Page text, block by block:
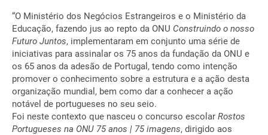
“O Ministério dos Negócios Estrangeiros e o Ministério da
Educação, fazendo jus ao repto da ONU Construindo o nosso
Futuro Juntos, implementaram em conjunto uma série de
iniciativas para assinalar os 75 anos da fundação da ONU e
os 65 anos da adesão de Portugal, tendo como intenção
promover o conhecimento sobre a estrutura e a ação desta
organização mundial, bem como dar a conhecer a ação
notável de portugueses no seu seio.
Foi neste contexto que nasceu o concurso escolar Rostos
Portugueses na ONU 75 anos | 75 imagens, dirigido aos